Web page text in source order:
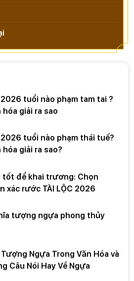
2026 tuổi nào phạm tam tai ?
hóa giải ra sao
2026 tuổi nào phạm thái tuế?
hóa giải ra sao?
tốt để khai trương: Chọn
xác rước TÀI LỘC 2026
tượng ngựa phong thủy
Tượng Ngựa Trong Văn Hóa và
Câu Nói Hay Về Ngựa